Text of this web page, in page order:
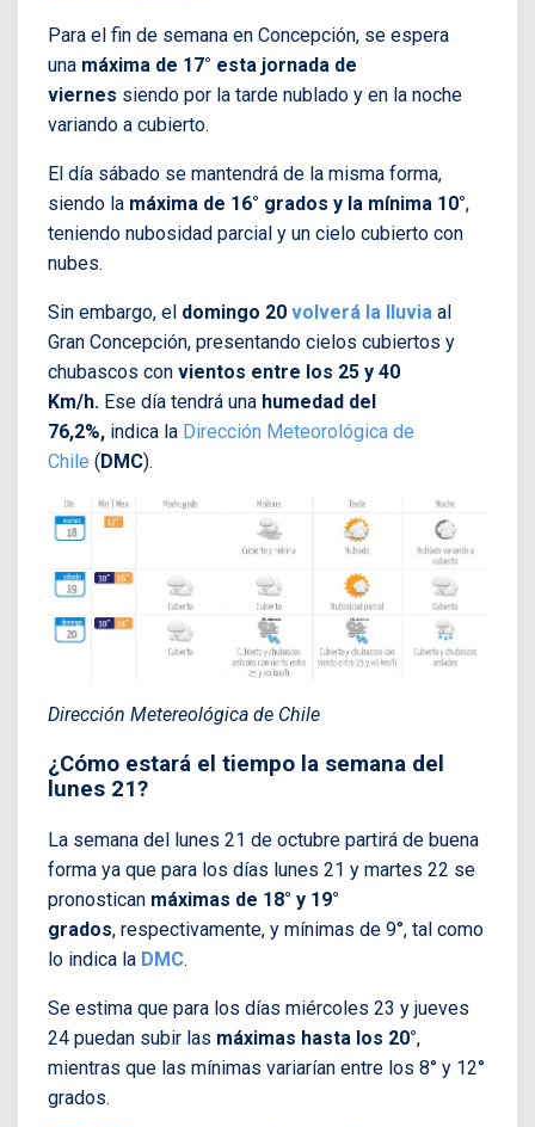
Para el fin de semana en Concepción, se espera
una máxima de 17° esta jornada de
viernes siendo por la tarde nublado y en la noche
variando a cubierto.
El día sábado se mantendrá de la misma forma,
siendo la máxima de 16° grados y la mínima 10°,
teniendo nubosidad parcial y un cielo cubierto con
nubes.
Sin embargo, el domingo 20 volverá la lluvia al
Gran Concepción, presentando cielos cubiertos y
chubascos con vientos entre los 25 y 40
Km/h. Ese día tendrá una humedad del
76,2%, indica la Dirección Meteorológica de
Chile ( DMC).
Dirección Metereológica de Chile
¿Cómo estará el tiempo la semana del
lunes 21?
La semana del lunes 21 de octubre partirá de buena
forma ya que para los días lunes 21 y martes 22 se
pronostican máximas de 18° y 19°
grados, respectivamente, y mínimas de 9°, tal como
lo indica la DMC.
Se estima que para los días miércoles 23 y jueves
24 puedan subir las máximas hasta los 20°,
mientras que las mínimas variarían entre los 8° y 12°
grados.